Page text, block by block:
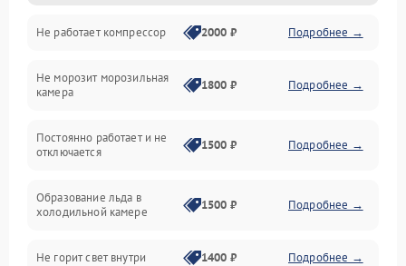
Электропитание
Дренаж
Не работает компрессор 2000 ₽ Подробнее →
Не морозит морозильная
камера
1800 ₽ Подробнее →
Постоянно работает и не
отключается
1500 ₽ Подробнее →
Образование льда в
холодильной камере
1500 ₽ Подробнее →
Не горит свет внутри 1400 ₽ Подробнее →